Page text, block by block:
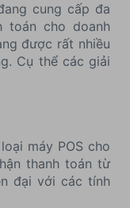
cung cấp đa
toán cho doanh
được rất nhiều
Cụ thể các giải
máy POS cho
thanh toán từ
đại với các tính